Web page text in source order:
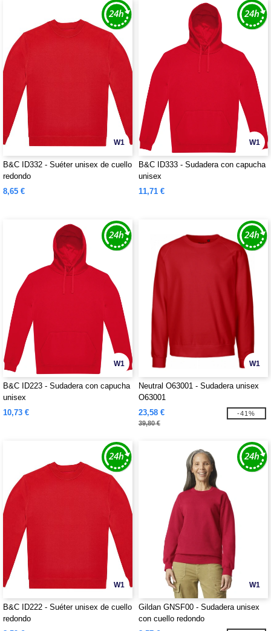
W1
B&C ID332 - Suéter unisex de cuello
redondo
8,65 €
W1
B&C ID333 - Sudadera con capucha
unisex
11,71 €
W1
B&C ID223 - Sudadera con capucha
unisex
10,73 €
W1
Neutral O63001 - Sudadera unisex
O63001
23,58 €
39,80 €
-41%
W1
B&C ID222 - Suéter unisex de cuello
redondo
W1
Gildan GNSF00 - Sudadera unisex
con cuello redondo